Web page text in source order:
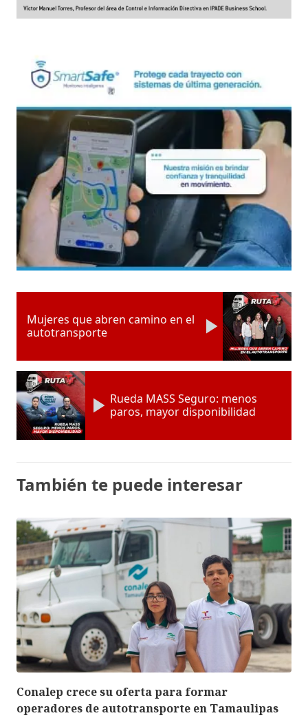
Mujeres que abren camino en el
autotransporte
Rueda MASS Seguro: menos
paros, mayor disponibilidad
También te puede interesar
Conalep crece su oferta para formar
operadores de autotransporte en Tamaulipas